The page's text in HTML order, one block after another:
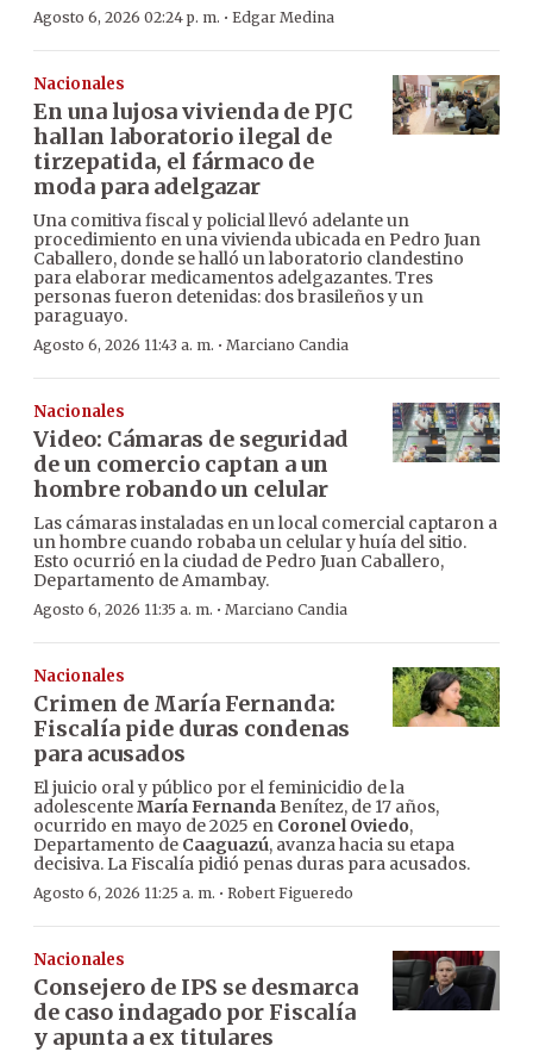
Agosto 6, 2026 02:24 p. m. · Edgar Medina
Nacionales
En una lujosa vivienda de PJC
hallan laboratorio ilegal de
tirzepatida, el fármaco de
moda para adelgazar
Una comitiva fiscal y policial llevó adelante un
procedimiento en una vivienda ubicada en Pedro Juan
Caballero, donde se halló un laboratorio clandestino
para elaborar medicamentos adelgazantes. Tres
personas fueron detenidas: dos brasileños y un
paraguayo.
Agosto 6, 2026 11:43 a. m. · Marciano Candia
Nacionales
Video: Cámaras de seguridad
de un comercio captan a un
hombre robando un celular
Las cámaras instaladas en un local comercial captaron a
un hombre cuando robaba un celular y huía del sitio.
Esto ocurrió en la ciudad de Pedro Juan Caballero,
Departamento de Amambay.
Agosto 6, 2026 11:35 a. m. · Marciano Candia
Nacionales
Crimen de María Fernanda:
Fiscalía pide duras condenas
para acusados
El juicio oral y público por el feminicidio de la
adolescenteMaría FernandaBenítez, de 17 años,
ocurrido en mayo de 2025 en Coronel Oviedo,
Departamento de Caaguazú, avanza hacia su etapa
decisiva. La Fiscalía pidió penas duras para acusados.
Agosto 6, 2026 11:25 a. m. · Robert Figueredo
Nacionales
Consejero de IPS se desmarca
de caso indagado por Fiscalía
y apunta a ex titulares